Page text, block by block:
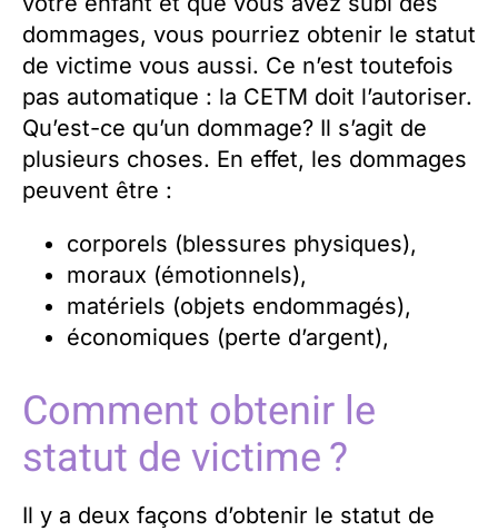
dommages, vous pourriez obtenir le statut
de victime vous aussi. Ce n’est toutefois
pas automatique : la CETM doit l’autoriser.
Qu’est-ce qu’un dommage? Il s’agit de
plusieurs choses. En effet, les dommages
peuvent être :
corporels (blessures physiques),
moraux (émotionnels),
matériels (objets endommagés),
économiques (perte d’argent),
Comment obtenir le
statut de victime ?
Il y a deux façons d’obtenir le statut de